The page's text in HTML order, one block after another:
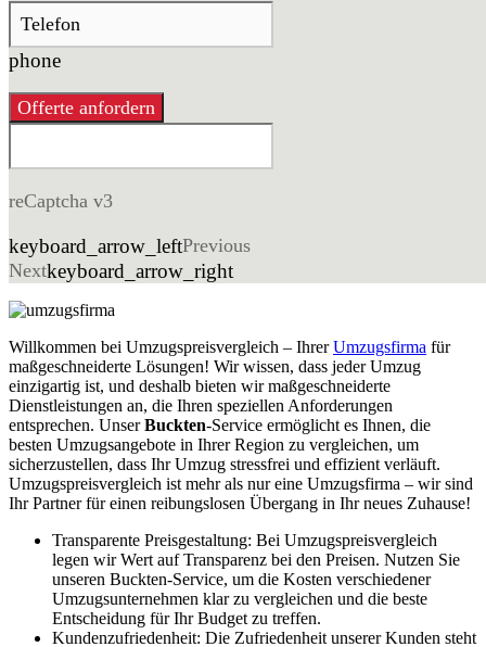
phone
Offerte anfordern
reCaptcha v3
keyboard_arrow_leftPrevious
Nextkeyboard_arrow_right
Willkommen bei Umzugspreisvergleich – IhrerUmzugsfirma für
maßgeschneiderte Lösungen! Wir wissen, dass jeder Umzug
einzigartig ist, und deshalb bieten wir maßgeschneiderte
Dienstleistungen an, die Ihren speziellen Anforderungen
entsprechen. UnserBuckten-Service ermöglicht es Ihnen, die
besten Umzugsangebote in Ihrer Region zu vergleichen, um
sicherzustellen, dass Ihr Umzug stressfrei und effizient verläuft.
Umzugspreisvergleich ist mehr als nur eine Umzugsfirma – wir sind
Ihr Partner für einen reibungslosen Übergang in Ihr neues Zuhause!
Transparente Preisgestaltung: Bei Umzugspreisvergleich
legen wir Wert auf Transparenz bei den Preisen. Nutzen Sie
unseren Buckten-Service, um die Kosten verschiedener
Umzugsunternehmen klar zu vergleichen und die beste
Entscheidung für Ihr Budget zu treffen.
Kundenzufriedenheit: Die Zufriedenheit unserer Kunden steht